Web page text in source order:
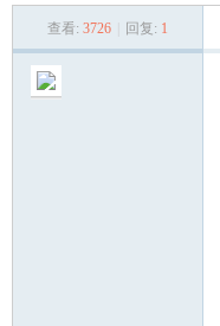
›
查看: 3726 回复: 1